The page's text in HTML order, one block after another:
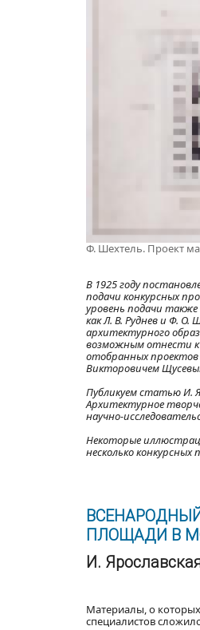
Ф. Шехтель. Проект
В 1925 году
подачи конкурсных
уровень подачи
как Л. В. Руднев и Ф.
архитектурного
возможным отнести к
отобранных проектов
Викторовичем
Публикуем статью И.
Архитектурное
научно-
Некоторые
несколько
ПЛОЩАДИ В
И.
Материалы, о которых
специалистов